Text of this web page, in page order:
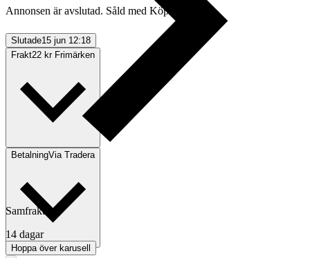
Annonsen är avslutad. Såld med Köp nu.
Slutade15 jun 12:18
Frakt22 kr Frimärken
BetalningVia Tradera
Samfrakt
14 dagar
Hoppa över karusell